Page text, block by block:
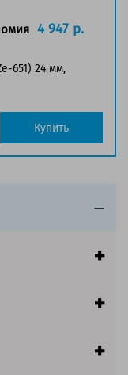
651) 24 мм,
4 947 р.
Купить